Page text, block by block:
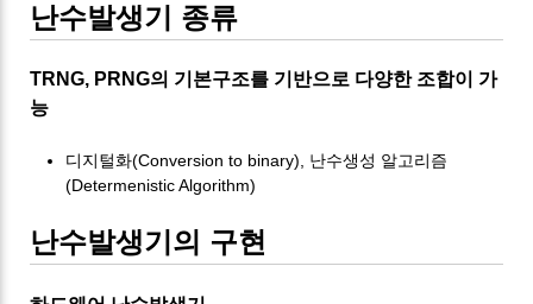
난수발생기 종류
TRNG, PRNG의 기본구조를 기반으로 다양한 조합이 가
능
디지털화(Conversion to binary), 난수생성 알고리즘
(Determenistic Algorithm)
난수발생기의 구현